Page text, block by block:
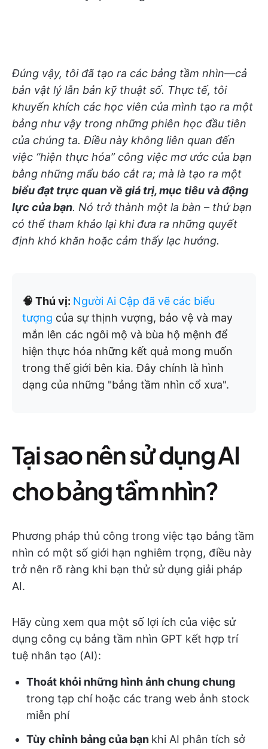
Đúng vậy, tôi đã tạo ra các bảng tầm nhìn—cả
bản vật lý lẫn bản kỹ thuật số. Thực tế, tôi
khuyến khích các học viên của mình tạo ra một
bảng như vậy trong những phiên học đầu tiên
của chúng ta. Điều này không liên quan đến
việc “hiện thực hóa” công việc mơ ước của bạn
bằng những mẩu báo cắt ra; mà là tạo ra một
biểu đạt trực quan về giá trị, mục tiêu và động
lực của bạn. Nó trở thành một la bàn – thứ bạn
có thể tham khảo lại khi đưa ra những quyết
định khó khăn hoặc cảm thấy lạc hướng.
🧠 Thú vị: Người Ai Cập đã vẽ các biểu
tượng của sự thịnh vượng, bảo vệ và may
mắn lên các ngôi mộ và bùa hộ mệnh để
hiện thực hóa những kết quả mong muốn
trong thế giới bên kia. Đây chính là hình
dạng của những "bảng tầm nhìn cổ xưa".
Tại sao nên sử dụng AI
cho bảng tầm nhìn?
Phương pháp thủ công trong việc tạo bảng tầm
nhìn có một số giới hạn nghiêm trọng, điều này
trở nên rõ ràng khi bạn thử sử dụng giải pháp
AI.
Hãy cùng xem qua một số lợi ích của việc sử
dụng công cụ bảng tầm nhìn GPT kết hợp trí
tuệ nhân tạo (AI):
Thoát khỏi những hình ảnh chung chung
trong tạp chí hoặc các trang web ảnh stock
miễn phí
Tùy chỉnh bảng của bạn khi AI phân tích sở